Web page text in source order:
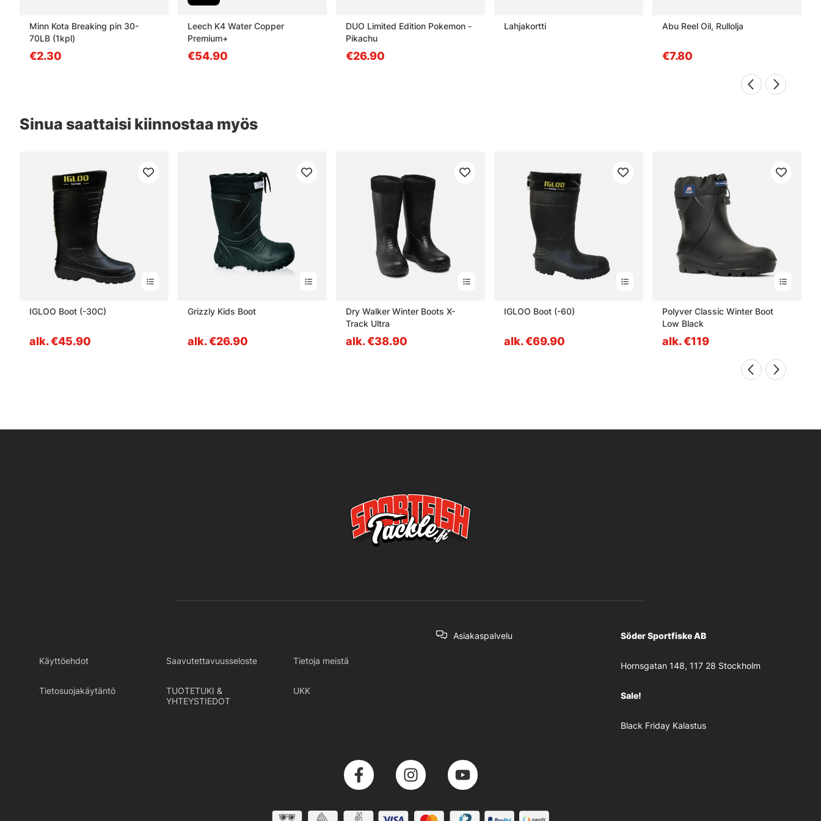
Minn Kota Breaking pin 30-
70LB (1kpl)
€2.30
Leech K4 Water Copper
Premium+
€54.90
DUO Limited Edition Pokemon -
Pikachu
€26.90
Lahjakortti Abu Reel Oil, Rullolja
€7.80
Sinua saattaisi kiinnostaa myös
IGLOO Boot (-30C)
alk. €45.90
Grizzly Kids Boot
alk. €26.90
Dry Walker Winter Boots X-
Track Ultra
alk. €38.90
IGLOO Boot (-60)
alk. €69.90
Polyver Classic Winter Boot
Low Black
alk. €119
Käyttöehdot Saavutettavuusseloste Tietoja meistä
Tietosuojakäytäntö
TUOTETUKI &
YHTEYSTIEDOT
UKK
Asiakaspalvelu Söder Sportfiske AB
Hornsgatan 148, 117 28 Stockholm
Sale!
Black Friday Kalastus